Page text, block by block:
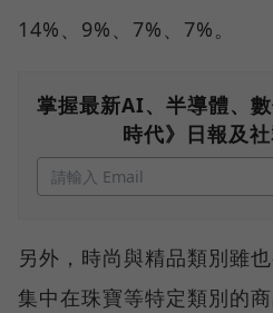
14%、9%、7%、7%。
掌握最新AI、半導體、
時代》日報及
另外，時尚與精品類別雖
集中在珠寶等特定類別的